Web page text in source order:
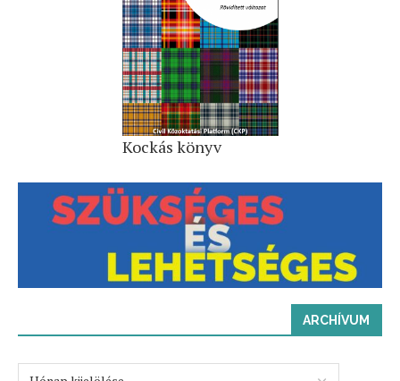
Kockás könyv
ARCHÍVUM